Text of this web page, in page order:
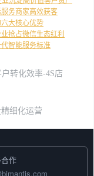
务商家高效获客
大核心优势
抢占微信生态红利
智能服务标准
转化效率-4S店
细化运营
作